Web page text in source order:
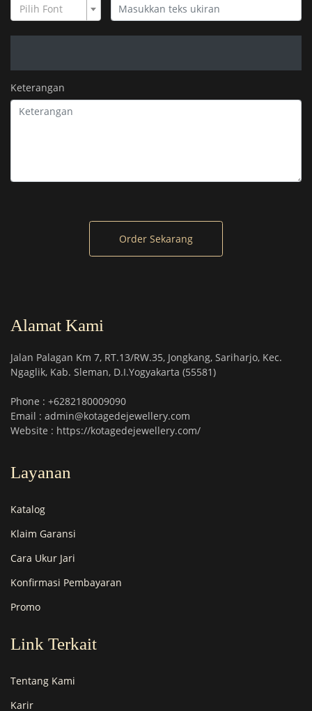
Pilih Font
Keterangan
Order Sekarang
Alamat Kami
Jalan Palagan Km 7, RT.13/RW.35, Jongkang, Sariharjo, Kec.
Ngaglik, Kab. Sleman, D.I.Yogyakarta (55581)
Phone : +6282180009090
Email : admin@kotagedejewellery.com
Website : https://kotagedejewellery.com/
Layanan
Katalog
Klaim Garansi
Cara Ukur Jari
Konfirmasi Pembayaran
Promo
Link Terkait
Tentang Kami
Karir